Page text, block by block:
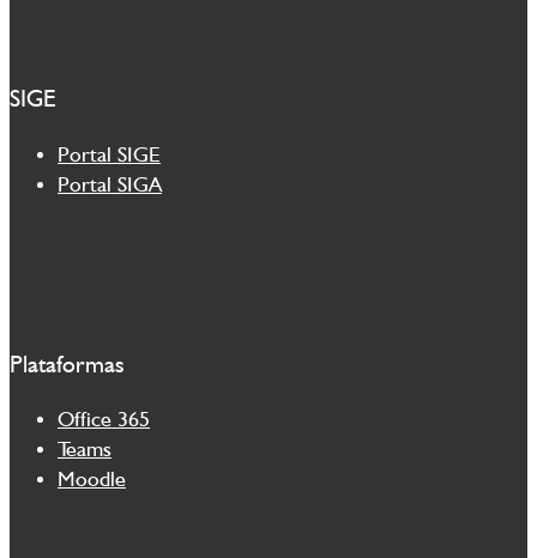
SIGE
Portal SIGE
Portal SIGA
Plataformas
Office 365
Teams
Moodle